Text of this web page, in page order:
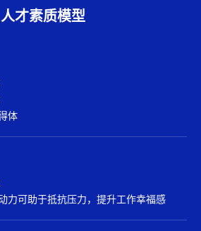
人才素质模型
体
力可助于抵抗压力，提升工作幸福感